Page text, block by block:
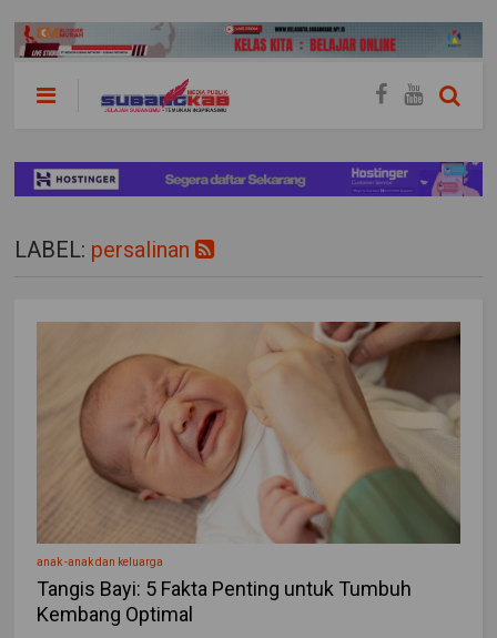
LABEL: persalinan
anak -anak dan keluarga
Tangis Bayi: 5 Fakta Penting untuk Tumbuh
Kembang Optimal